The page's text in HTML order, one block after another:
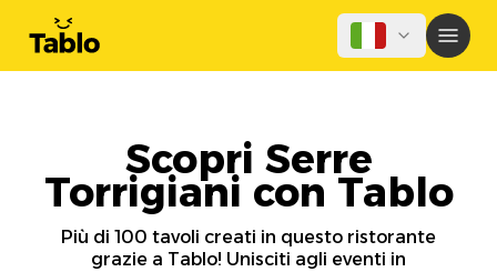
Scopri Serre
Torrigiani con Tablo
Più di 100 tavoli creati in questo ristorante
grazie a Tablo! Unisciti agli eventi in